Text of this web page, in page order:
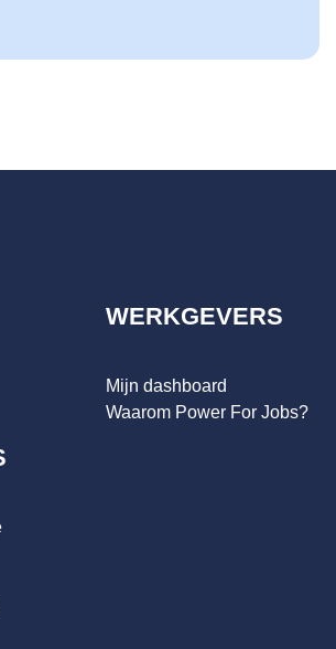
WERKGEVERS
Mijn dashboard
Waarom Power For Jobs?